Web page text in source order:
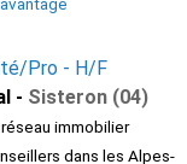
Pro - H/F
- Sisteron (04)
immobilier
dans les Alpes-